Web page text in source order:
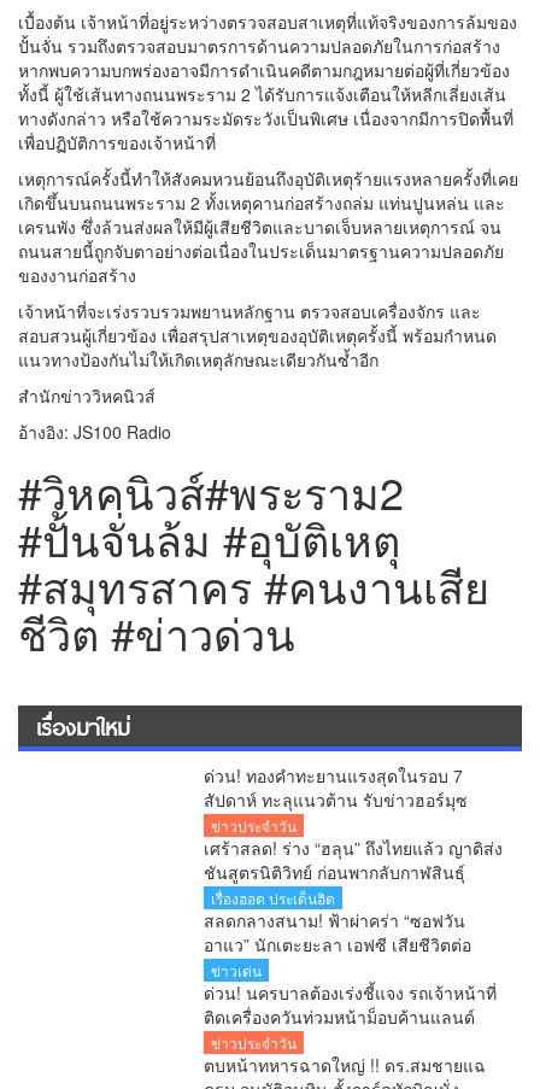
เบื้องต้น เจ้าหน้าที่อยู่ระหว่างตรวจสอบสาเหตุที่แท้จริงของการล้มของ
ปั้นจั่น รวมถึงตรวจสอบมาตรการด้านความปลอดภัยในการก่อสร้าง
หากพบความบกพร่องอาจมีการดำเนินคดีตามกฎหมายต่อผู้ที่เกี่ยวข้อง
ทั้งนี้ ผู้ใช้เส้นทางถนนพระราม 2 ได้รับการแจ้งเตือนให้หลีกเลี่ยงเส้น
ทางดังกล่าว หรือใช้ความระมัดระวังเป็นพิเศษ เนื่องจากมีการปิดพื้นที่
เพื่อปฏิบัติการของเจ้าหน้าที่
เหตุการณ์ครั้งนี้ทำให้สังคมหวนย้อนถึงอุบัติเหตุร้ายแรงหลายครั้งที่เคย
เกิดขึ้นบนถนนพระราม 2 ทั้งเหตุคานก่อสร้างถล่ม แท่นปูนหล่น และ
เครนพัง ซึ่งล้วนส่งผลให้มีผู้เสียชีวิตและบาดเจ็บหลายเหตุการณ์ จน
ถนนสายนี้ถูกจับตาอย่างต่อเนื่องในประเด็นมาตรฐานความปลอดภัย
ของงานก่อสร้าง
เจ้าหน้าที่จะเร่งรวบรวมพยานหลักฐาน ตรวจสอบเครื่องจักร และ
สอบสวนผู้เกี่ยวข้อง เพื่อสรุปสาเหตุของอุบัติเหตุครั้งนี้ พร้อมกำหนด
แนวทางป้องกันไม่ให้เกิดเหตุลักษณะเดียวกันซ้ำอีก
สำนักข่าววิหคนิวส์
อ้างอิง: JS100 Radio
#วิหคนิวส์#พระราม2
#ปั้นจั่นล้ม #อุบัติเหตุ
#สมุทรสาคร #คนงานเสีย
ชีวิต #ข่าวด่วน
เรื่องมาใหม่
ด่วน! ทองคำทะยานแรงสุดในรอบ 7
สัปดาห์ ทะลุแนวต้าน รับข่าวฮอร์มุซ
คลี่คลาย
ข่าวประจำวัน
เศร้าสลด! ร่าง “ฮลุน” ถึงไทยแล้ว ญาติส่ง
ชันสูตรนิติวิทย์ ก่อนพากลับกาฬสินธุ์
เรื่องฮอต ประเด็นฮิต
สลดกลางสนาม! ฟ้าผ่าคร่า “ซอฟวัน
อาแว” นักเตะยะลา เอฟซี เสียชีวิตต่อ
หน้าแฟนบอล
ข่าวเด่น
ด่วน! นครบาลต้องเร่งชี้แจง รถเจ้าหน้าที่
ติดเครื่องควันท่วมหน้าม็อบค้านแลนด์
บริดจ์ คลิปว่อนโซเชียล!
ข่าวประจำวัน
ตบหน้าทหารฉาดใหญ่ !! ดร.สมชายแฉ